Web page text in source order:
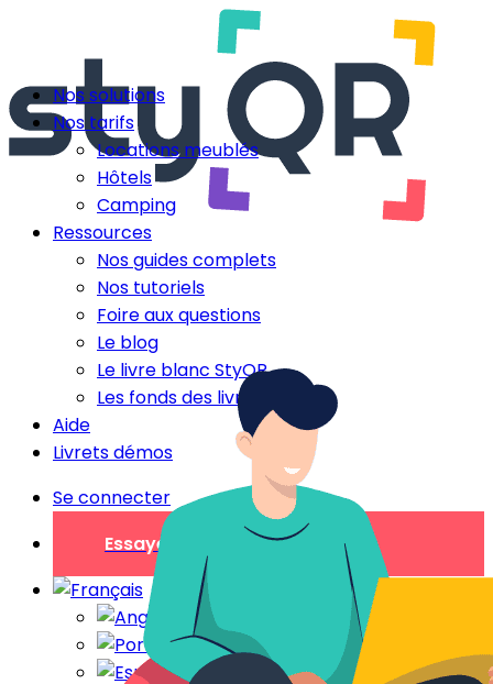
Nos solutions
Nos tarifs
Locations meublés
Hôtels
Camping
Ressources
Nos guides complets
Nos tutoriels
Foire aux questions
Le blog
Le livre blanc StyQR
Les fonds des livrets
Aide
Livrets démos
Se connecter
Essayer gratuitement